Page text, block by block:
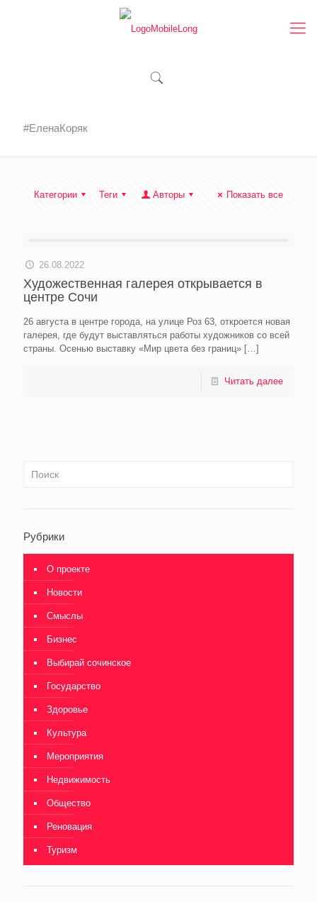
#ЕленаКоряк
Категории Теги Авторы Показать все
26.08.2022
Художественная галерея открывается в
центре Сочи
26 августа в центре города, на улице Роз 63, откроется новая
галерея, где будут выставляться работы художников со всей
страны. Осенью выставку «Мир цвета без границ» […]
Читать далее
Рубрики
О проекте
Новости
Смыслы
Бизнес
Выбирай сочинское
Государство
Здоровье
Культура
Мероприятия
Недвижимость
Общество
Реновация
Туризм